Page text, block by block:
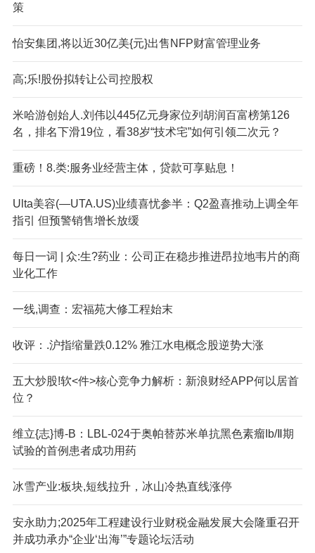
策
怡安集团,将以近30亿美{元}出售NFP财富管理业务
高;乐!股份拟转让公司控股权
米哈游创始人.刘伟以445亿元身家位列胡润百富榜第126
名，排名下滑19位，看38岁“技术宅”如何引领二次元？
重磅！8.类:服务业经营主体，贷款可享贴息！
Ulta美容(—UTA.US)业绩喜忧参半：Q2盈喜推动上调全年
指引 但预警销售增长放缓
每日一词 | 众:生?药业：公司正在稳步推进昂拉地韦片的商
业化工作
一线,调查：宏福苑大修工程始末
收评：.沪指缩量跌0.12% 雅江水电概念股逆势大涨
五大炒股!软<件>核心竞争力解析：新浪财经APP何以居首
位？
维立{志}博-B：LBL-024于奥帕替苏米单抗黑色素瘤Ib/Ⅱ期
试验的首例患者成功用药
冰雪产业:板块,短线拉升，冰山冷热直线涨停
安永助力;2025年工程建设行业财税金融发展大会隆重召开
并成功承办“企业‘出海’”专题论坛活动